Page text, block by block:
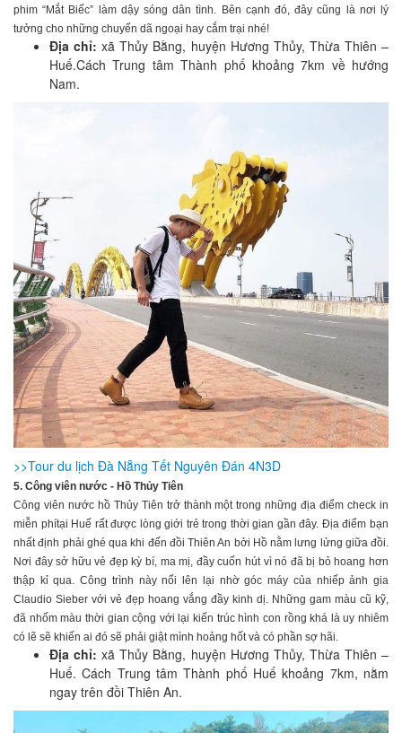
phim “Mắt Biếc” làm dậy sóng dân tình. Bên cạnh đó, đây cũng là nơi lý
tưởng cho những chuyến dã ngoại hay cắm trại nhé!
Địa chỉ: xã Thủy Bằng, huyện Hương Thủy, Thừa Thiên –
Huế.Cách Trung tâm Thành phố khoảng 7km về hướng
Nam.
>>Tour du lịch Đà Nẵng Tết Nguyên Đán 4N3D
5. Công viên nước - Hồ Thủy Tiên
Công viên nước hồ Thủy Tiên trở thành một trong những địa điểm check in
miễn phítại Huế rất được lòng giới trẻ trong thời gian gần đây. Địa điểm bạn
nhất định phải ghé qua khi đến đồi Thiên An bởi Hồ nằm lưng lửng giữa đồi.
Nơi đây sở hữu vẻ đẹp kỳ bí, ma mị, đầy cuốn hút vì nó đã bị bỏ hoang hơn
thập kỉ qua. Công trình này nổi lên lại nhờ góc máy của nhiếp ảnh gia
Claudio Sieber với vẻ đẹp hoang vắng đầy kinh dị. Những gam màu cũ kỹ,
đã nhốm màu thời gian cộng với lại kiến trúc hình con rồng khá là uy nhiêm
có lẽ sẽ khiến ai đó sẽ phải giật mình hoảng hốt và có phần sợ hãi.
Địa chỉ: xã Thủy Bằng, huyện Hương Thủy, Thừa Thiên –
Huế. Cách Trung tâm Thành phố Huế khoảng 7km, nằm
ngay trên đồi Thiên An.